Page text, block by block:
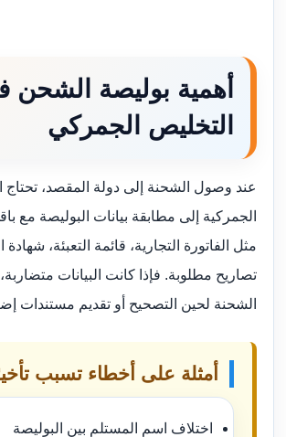
أهمية بوليصة الشحن
التخليص الجمركي
عند وصول الشحنة إلى دولة المقصد، تحتاج
الجمركية إلى مطابقة بيانات البوليصة مع
مثل الفاتورة التجارية، قائمة التعبئة، شهادة
تصاريح مطلوبة. فإذا كانت البيانات
الشحنة لحين التصحيح أو تقديم مستندات
أمثلة على أخطاء تسبب
اختلاف اسم المستلم بين البوليصة